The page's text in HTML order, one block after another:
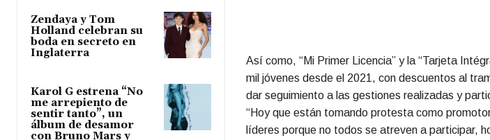
Zendaya y Tom
Holland celebran su
boda en secreto en
Inglaterra
Karol G estrena “No
me arrepiento de
sentir tanto”, un
álbum de desamor
con Bruno Mars y
Así como, “Mi Primer Licencia” y la “Tarjeta
mil jóvenes desde el 2021, con descuentos al
dar seguimiento a las gestiones realizadas y
“Hoy que están tomando protesta como
líderes porque no todos se atreven a participar,